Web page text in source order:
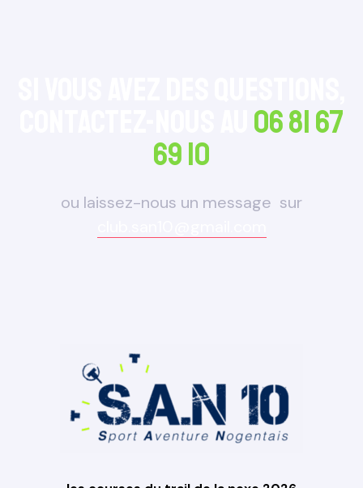
06 81 67
69 10
ou laissez-nous un message sur